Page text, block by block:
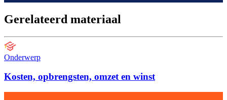
Gerelateerd materiaal
Onderwerp
Kosten, opbrengsten, omzet en winst